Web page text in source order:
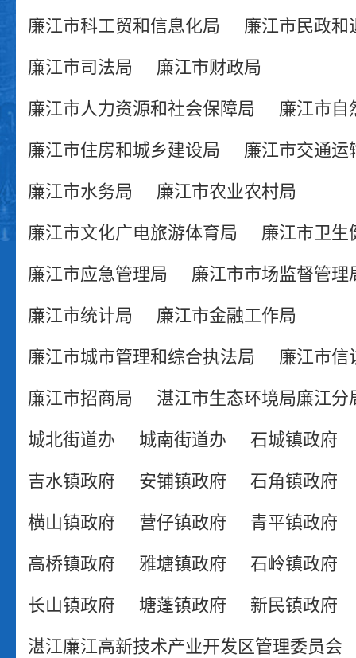
/ 26个基层 政务公开事项标准目录
廉江市科工贸和信息化局
廉江市民政
廉江市司法局
廉江市财政局
廉江市人力资源和社会保障局
廉江市自
廉江市住房和城乡建设局
廉江市交通运
廉江市水务局
廉江市农业农村局
廉江市文化广电旅游体育局
廉江市卫生
廉江市应急管理局
廉江市市场监督管理
廉江市统计局
廉江市金融工作局
廉江市城市管理和综合执法局
廉江市信
廉江市招商局
湛江市生态环境局廉江分
城北街道办
城南街道办
石城镇政府
吉水镇政府
安铺镇政府
石角镇政府
横山镇政府
营仔镇政府
青平镇政府
高桥镇政府
雅塘镇政府
石岭镇政府
长山镇政府
塘蓬镇政府
新民镇政府
湛江廉江高新技术产业开发区管理委员会